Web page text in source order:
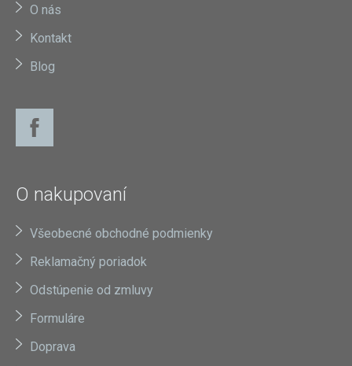
O nás
Kontakt
Blog
O nakupovaní
Všeobecné obchodné podmienky
Reklamačný poriadok
Odstúpenie od zmluvy
Formuláre
Doprava